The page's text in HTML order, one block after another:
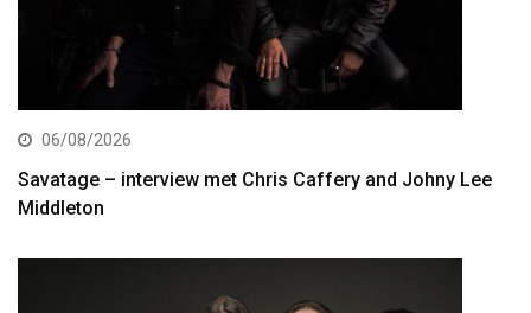
06/08/2026
Savatage – interview met Chris Caffery and Johny Lee
Middleton